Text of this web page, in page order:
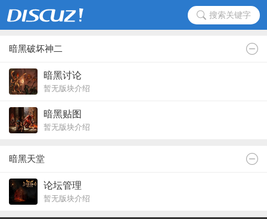
搜索关键字
暗黑破坏神二
暗黑讨论
暂无版块介绍
暗黑贴图
暂无版块介绍
暗黑天堂
论坛管理
暂无版块介绍